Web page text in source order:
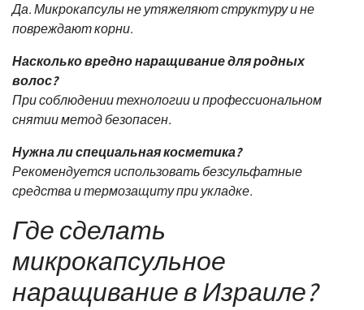
Да. Микрокапсулы не утяжеляют структуру и не
повреждают корни.
Насколько вредно наращивание для родных
волос?
При соблюдении технологии и профессиональном
снятии метод безопасен.
Нужна ли специальная косметика?
Рекомендуется использовать безсульфатные
средства и термозащиту при укладке.
Где сделать
микрокапсульное
наращивание в Израиле?